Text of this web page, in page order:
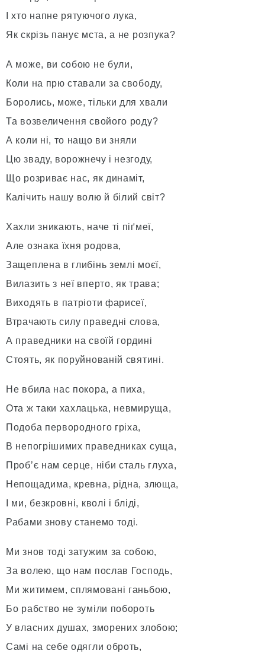
І хто напне рятуючого лука,
Як скрізь панує мста, а не розпука?
А може, ви собою не були,
Коли на прю ставали за свободу,
Боролись, може, тільки для хвали
Та возвеличення свойого роду?
А коли ні, то нащо ви зняли
Цю зваду, ворожнечу і незгоду,
Що розриває нас, як динаміт,
Калічить нашу волю й білий світ?
Хахли зникають, наче ті піґмеї,
Але ознака їхня родова,
Защеплена в глибінь землі моєї,
Вилазить з неї вперто, як трава;
Виходять в патріоти фарисеї,
Втрачають силу праведні слова,
А праведники на своїй гордині
Стоять, як поруйнованій святині.
Не вбила нас покора, а пиха,
Ота ж таки хахлацька, невмируща,
Подоба первородного гріха,
В непогрішимих праведниках суща,
Проб’є нам серце, ніби сталь глуха,
Непощадима, кревна, рідна, злюща,
І ми, безкровні, кволі і бліді,
Рабами знову станемо тоді.
Ми знов тоді затужим за собою,
За волею, що нам послав Господь,
Ми житимем, сплямовані ганьбою,
Бо рабство не зуміли побороть
У власних душах, зморених злобою;
Самі на себе одягли оброть,